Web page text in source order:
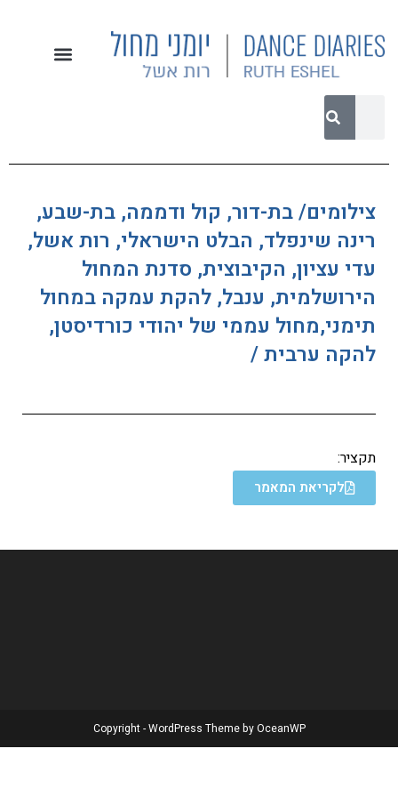
צילומים/ בת-דור, קול ודממה, בת-שבע,
רינה שינפלד, הבלט הישראלי, רות אשל,
עדי עציון, הקיבוצית, סדנת המחול
הירושלמית, ענבל, להקת עמקה במחול
תימני,מחול עממי של יהודי כורדיסטן,
להקה ערבית /
תקציר:
לקריאת המאמר
Copyright - WordPress Theme by OceanWP